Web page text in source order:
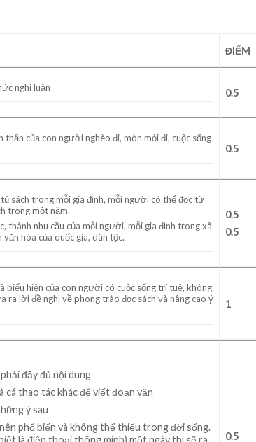
ĐIỂM
nghị luận 0.5
thần của con người nghèo đi, mòn mỏi đi, cuộc sống
0.5
sách trong mỗi gia đình, mỗi người có thể đọc từ
trong một năm.
thành nhu cầu của mỗi người, mỗi gia đình trong xã
hóa của quốc gia, dân tộc.
0.5
0.5
biểu hiện của con người có cuộc sống trí tuệ, không
ra lời đề nghị về phong trào đọc sách và nâng cao ý
1
đầy đủ nội dung
cá thao tác khác để viết đoạn văn
ý sau
phổ biến và không thể thiếu trong đời sống.
0.5